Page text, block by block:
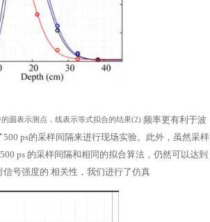
圆表示测点，线表示等式拟合的结果(2) 频率更有利于波
ps的采样间隔来进行现场实验。此外，虽然采样
ps 的采样间隔和相同的拟合算法，仍然可以达到
信号强度的 相关性，我们进行了仿真